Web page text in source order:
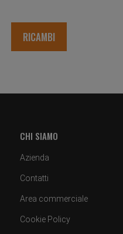
RICAMBI
CHI SIAMO
Azienda
Contatti
Area commerciale
Cookie Policy